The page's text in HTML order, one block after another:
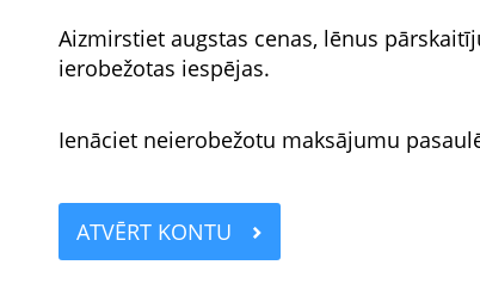
Aizmirstiet augstas cenas, lēnus
ierobežotas iespējas.
Ienāciet neierobežotu maksājumu
ATVĒRT KONTU